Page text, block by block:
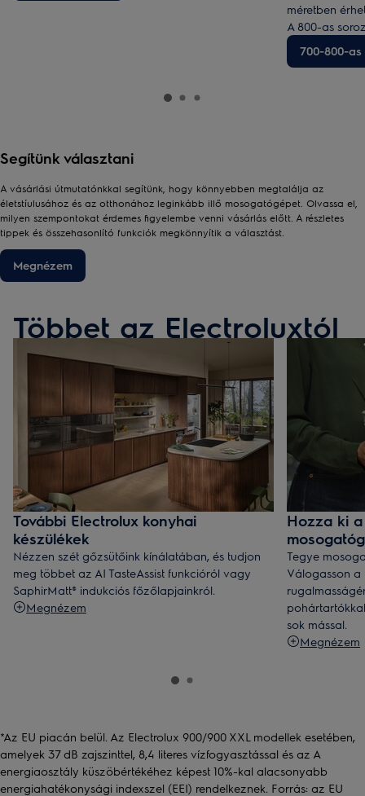
méretben
A 800-as
87 cm magas
700-800-
Segítünk választani
A vásárlási útmutatónkkal segítünk, hogy könnyebben megtalálja az
életstíulusához és az otthonához leginkább illő mosogatógépet. Olvassa el,
milyen szempontokat érdemes figyelembe venni vásárlás előtt. A részletes
tippek és összehasonlító funkciók megkönnyítik a választást.
Megnézem
Többet az Electroluxtól
További Electrolux konyhai
készülékek
Nézzen szét gőzsütőink kínálatában, és tudjon
meg többet az AI TasteAssist funkcióról vagy
SaphirMatt® indukciós főzőlapjainkról.
Megnézem
Hozza ki
Tegye
Válogasson
sok mással.
Megnézem
*Az EU piacán belül. Az Electrolux 900/900 XXL modellek esetében,
amelyek 37 dB zajszinttel, 8,4 literes vízfogyasztással és az A
energiaosztály küszöbértékéhez képest 10%-kal alacsonyabb
energiahatékonysági indexszel (EEI) rendelkeznek. Forrás: az EU